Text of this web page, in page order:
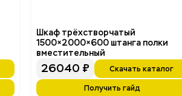
Шкаф трёхстворчатый
1500×2000×600 штанга полки
вместительный
26040 ₽ Скачать каталог
Получить гайд